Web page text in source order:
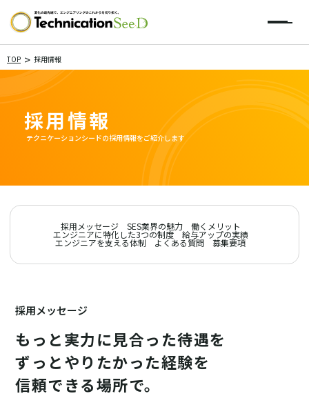
TOP > 採用情報
採用情報
テクニケーションシードの採用情報をご紹介します
採用メッセージ SES業界の魅力 働くメリット
エンジニアに特化した3つの制度 給与アップの実績
エンジニアを支える体制 よくある質問 募集要項
採用メッセージ
もっと実力に見合った待遇を
ずっとやりたかった経験を
信頼できる場所で。